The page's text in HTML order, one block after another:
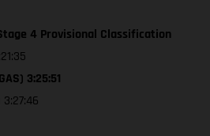
4 Provisional Classification
3:25:51